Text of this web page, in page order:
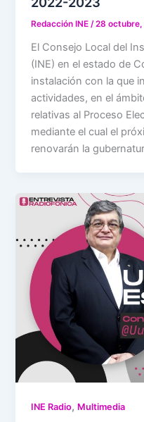
Redacción INE/28 octubre,
El Consejo Local del
(INE) en el estado de
instalación con la que
actividades, en el
relativas al Proceso
mediante el cual el
renovarán la
INE Radio, Multimedia